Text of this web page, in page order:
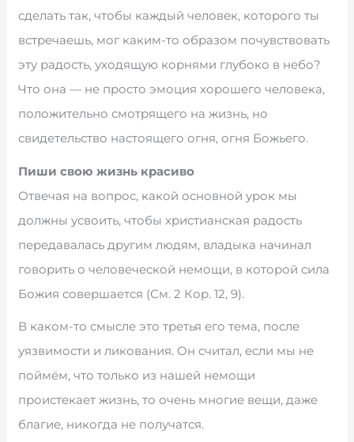
сделать так, чтобы каждый человек, которого ты
встречаешь, мог каким-то образом почувствовать
эту радость, уходящую корнями глубоко в небо?
Что она — не просто эмоция хорошего человека,
положительно смотрящего на жизнь, но
свидетельство настоящего огня, огня Божьего.
Пиши свою жизнь красиво
Отвечая на вопрос, какой основной урок мы
должны усвоить, чтобы христианская радость
передавалась другим людям, владыка начинал
говорить о человеческой немощи, в которой сила
Божия совершается (См. 2 Кор. 12, 9).
В каком-то смысле это третья его тема, после
уязвимости и ликования. Он считал, если мы не
поймём, что только из нашей немощи
проистекает жизнь, то очень многие вещи, даже
благие, никогда не получатся.